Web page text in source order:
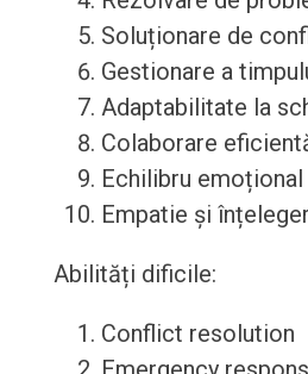
Soluționare de
Gestionare a
Adaptabilitate la
Colaborare
Echilibru emoțional
Empatie și
Abilități dificile:
Conflict resolution